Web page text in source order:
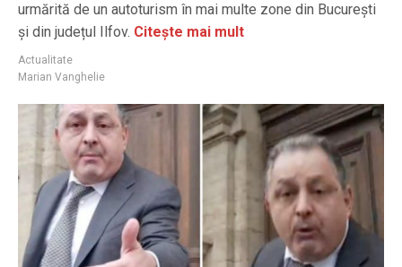
urmărită de un autoturism în mai multe zone din București
și din județul Ilfov. Citește mai mult
Actualitate
Marian Vanghelie